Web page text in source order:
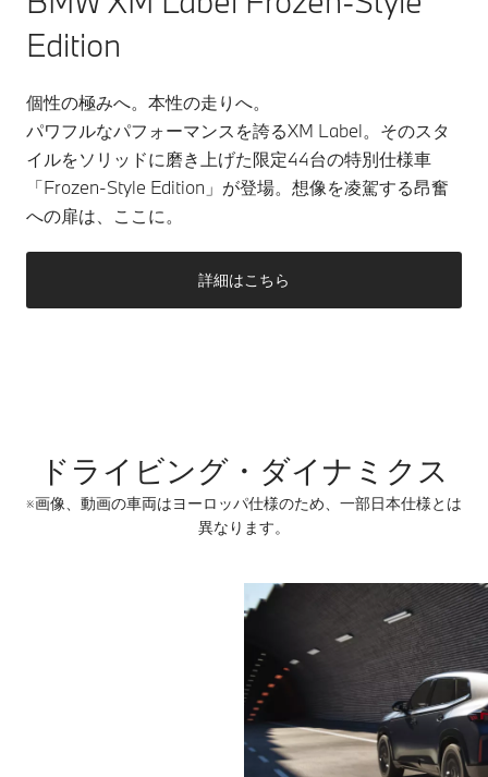
Edition
個性の極みへ。本性の走りへ。
パワフルなパフォーマンスを誇るXM Label。そのスタ
イルをソリッドに磨き上げた限定44台の特別仕様車
「Frozen-Style Edition」が登場。想像を凌駕する昂奮
への扉は、ここに。
詳細はこちら
ドライビング・ダイナミクス
※画像、動画の車両はヨーロッパ仕様のため、一部日本仕様とは
異なります。